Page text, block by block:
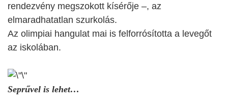
rendezvény megszokott kísérője –, az
elmaradhatatlan szurkolás.
Az olimpiai hangulat mai is felforrósította a levegőt
az iskolában.
Seprűvel is lehet…